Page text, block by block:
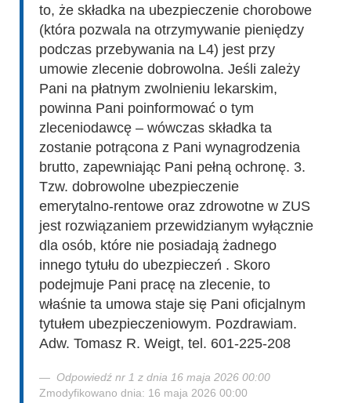
to, że składka na ubezpieczenie chorobowe
(która pozwala na otrzymywanie pieniędzy
podczas przebywania na L4) jest przy
umowie zlecenie dobrowolna. Jeśli zależy
Pani na płatnym zwolnieniu lekarskim,
powinna Pani poinformować o tym
zleceniodawcę – wówczas składka ta
zostanie potrącona z Pani wynagrodzenia
brutto, zapewniając Pani pełną ochronę. 3.
Tzw. dobrowolne ubezpieczenie
emerytalno-rentowe oraz zdrowotne w ZUS
jest rozwiązaniem przewidzianym wyłącznie
dla osób, które nie posiadają żadnego
innego tytułu do ubezpieczeń . Skoro
podejmuje Pani pracę na zlecenie, to
właśnie ta umowa staje się Pani oficjalnym
tytułem ubezpieczeniowym. Pozdrawiam.
Adw. Tomasz R. Weigt, tel. 601-225-208
Odpowiedź nr 1 z dnia 16 maja 2026 00:00
Zmodyfikowano dnia: 16 maja 2026 00:00